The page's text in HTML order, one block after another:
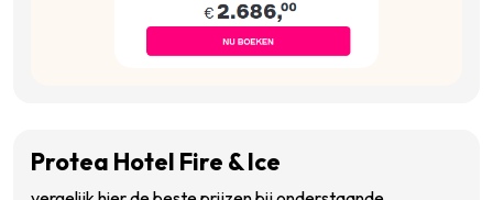
Protea Hotel Fire & Ice